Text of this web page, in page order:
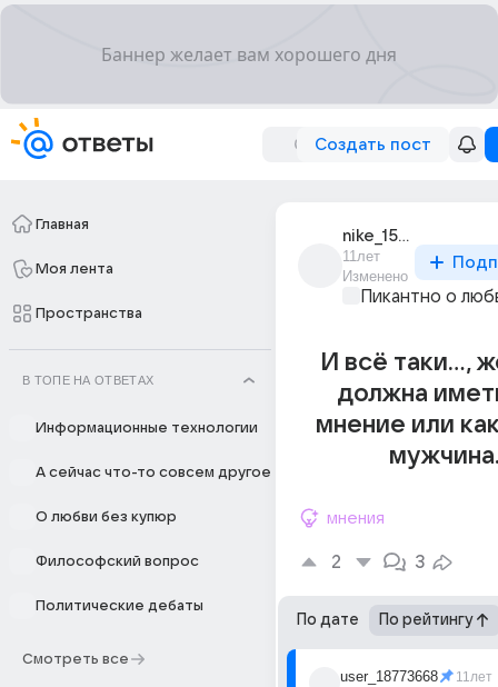
Создать пост
Главная
Моя лента
Пространства
В ТОПЕ НА ОТВЕТАХ
Информационные технологии
А сейчас что-то совсем другое
О любви без купюр
Философский вопрос
Политические дебаты
Смотреть все
nike_1559
11лет
Изменено
Пикантно о
И всё таки...,
должна
мнение или
мнения
2 3
По дате По рейтингу
user_18773668 11лет